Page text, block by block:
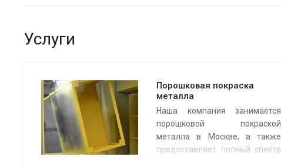
Услуги
Порошковая покраска
металла
Наша компания занимается
порошковой покраской
металла в Москве, а также
предоставляет полный спектр